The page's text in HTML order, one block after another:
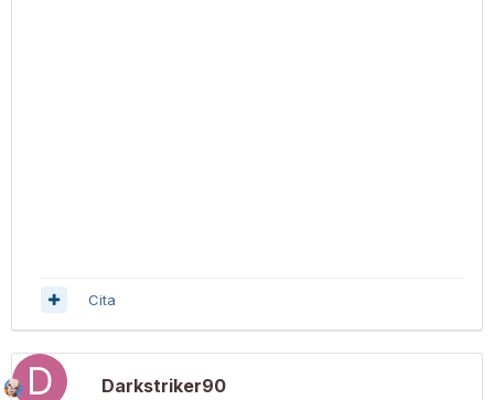
Cita
Darkstriker90